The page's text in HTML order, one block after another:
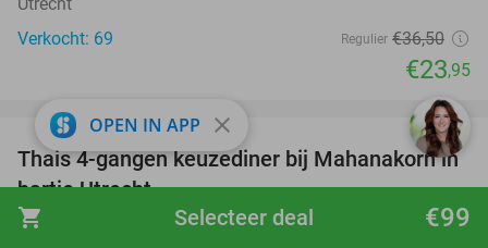
shopping_cart €99
Selecteer deal
Verkocht: 69
Regulier €36,50
€23,95
41%
favorite_border
Thais 4-gangen keuzediner bij Mahanakorn in
hartje Utrecht
Mahanakorn 9.2star
OPEN IN APP close